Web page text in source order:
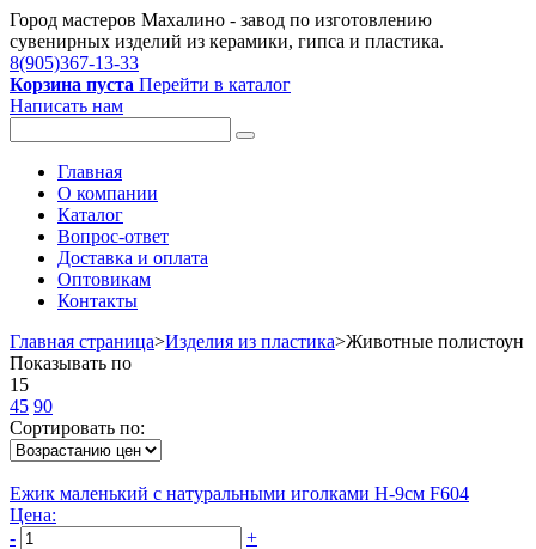
Город мастеров Mахалино - завод по изготовлению
сувенирных изделий из керамики, гипса и пластика.
8(905)367-13-33
Корзина пуста Перейти в каталог
Написать нам
Главная
О компании
Каталог
Вопрос-ответ
Доставка и оплата
Оптовикам
Контакты
Главная страница>Изделия из пластика>Животные полистоун
Показывать по
15
45 90
Сортировать по:
Ежик маленький с натуральными иголками Н-9см F604
Цена:
-
+